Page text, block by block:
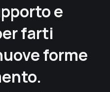
e
farti
forme